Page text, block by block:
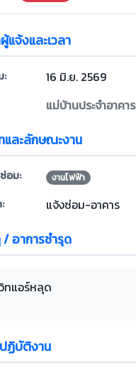
แจ้งและเวลา
: 16 มิ.ย. 2569
แม่บ้านประจำอาคาร
และลักษณะงาน
อม: งานไฟฟ้า
แจ้งซ่อม-อาคาร
/ อาการชำรุด
ทแอร์หลุด
ฏิบัติงาน